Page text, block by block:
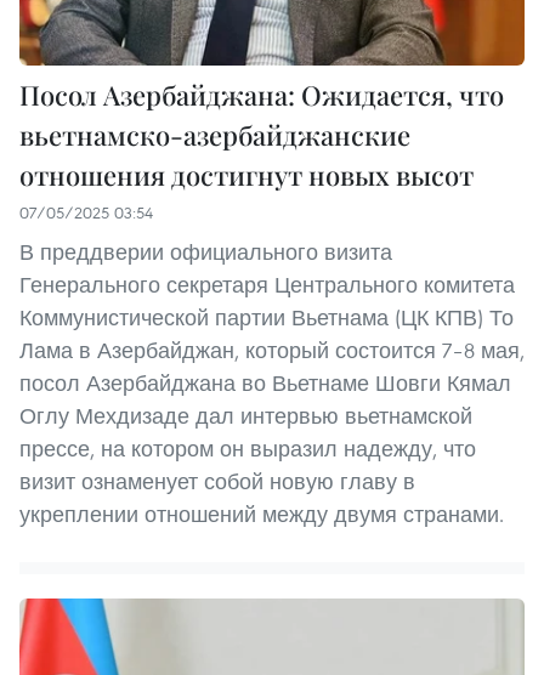
Посол Азербайджана: Ожидается, что
вьетнамско-азербайджанские
отношения достигнут новых высот
07/05/2025 03:54
В преддверии официального визита
Генерального секретаря Центрального комитета
Коммунистической партии Вьетнама (ЦК КПВ) То
Лама в Азербайджан, который состоится 7–8 мая,
посол Азербайджана во Вьетнаме Шовги Кямал
Оглу Мехдизаде дал интервью вьетнамской
прессе, на котором он выразил надежду, что
визит ознаменует собой новую главу в
укреплении отношений между двумя странами.